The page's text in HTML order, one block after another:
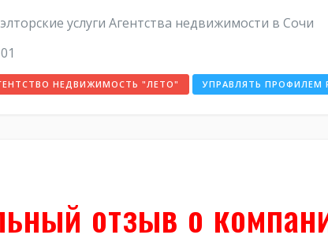
услуги Агентства недвижимости в Сочи
НЕДВИЖИМОСТЬ "ЛЕТО" УПРАВЛЯТЬ ПРОФИЛЕМ
отзыв о